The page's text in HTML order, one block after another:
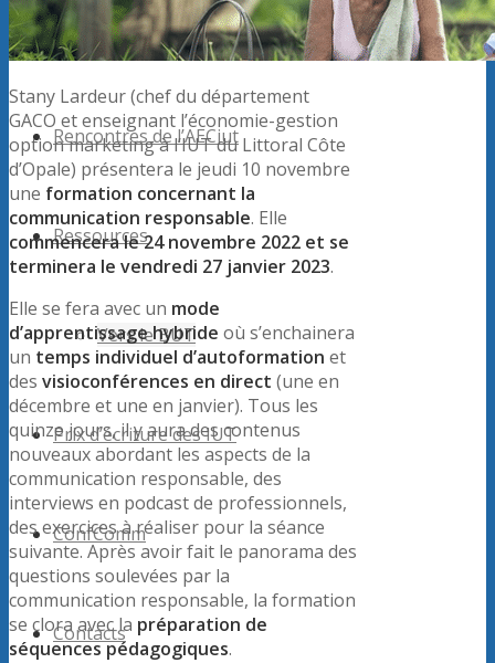
Forum
Rencontres de l’AECiut
Ressources
Vers le BUT
Prix d’écriture des IUT
ConfComm
Contacts
Stany Lardeur (chef du département
GACO et enseignant l’économie-gestion
option marketing à l’IUT du Littoral Côte
d’Opale) présentera le jeudi 10 novembre
une formation concernant la
communication responsable. Elle
commencera le 24 novembre 2022 et se
terminera le vendredi 27 janvier 2023.
Elle se fera avec un mode
d’apprentissage hybride où s’enchainera
un temps individuel d’autoformation et
des visioconférences en direct (une en
décembre et une en janvier). Tous les
quinze jours, il y aura des contenus
nouveaux abordant les aspects de la
communication responsable, des
interviews en podcast de professionnels,
des exercices à réaliser pour la séance
suivante. Après avoir fait le panorama des
questions soulevées par la
communication responsable, la formation
se clora avec la préparation de
séquences pédagogiques.